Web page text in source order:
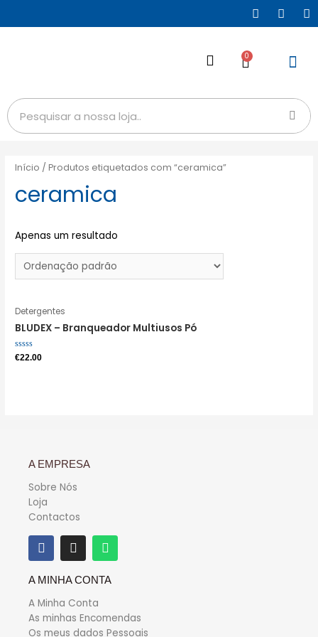
0
Início / Produtos etiquetados com “ceramica”
ceramica
Apenas um resultado
Detergentes
BLUDEX – Branqueador Multiusos Pó
Avaliação
€22.00
A EMPRESA
Sobre Nós
Loja
Contactos
A MINHA CONTA
A Minha Conta
As minhas Encomendas
Os meus dados Pessoais